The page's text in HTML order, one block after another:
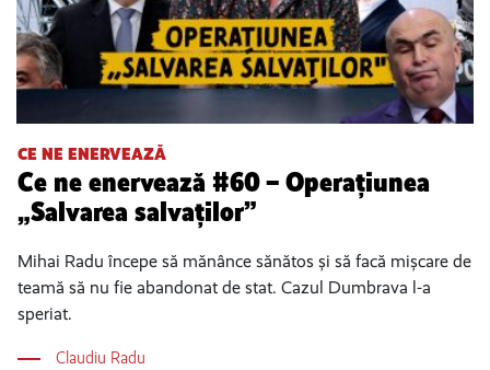
CE NE ENERVEAZĂ
Ce ne enervează #60 – Operațiunea
„Salvarea salvaților”
Mihai Radu începe să mănânce sănătos și să facă mișcare de
teamă să nu fie abandonat de stat. Cazul Dumbrava l-a
speriat.
Claudiu Radu